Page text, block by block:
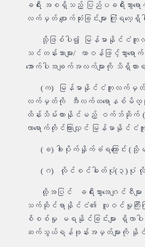
ခရီး အစရှိသည့် ပြည်ပခရီးသွားရောက်
လက်မှတ် ပျောက်ဆုံးခြင်းများ ကြုံရလေ့
သို့ဖြစ်ပါ၍ မြန်မာနိုင်ငံကူးလက်
သင်တန်းသားများ/ တာဝန်ဖြင့်
အောက်ပါအချက်အလက်များကို သိရှိ
(က) မြန်မာနိုင်ငံကူးလက်မှ
လက်မှတ်ကို အီလက်ထရောနစ်မိတ္တူ
ထိန်းသိမ်းထားနိုင်မည့် ဝက်ဘ်ဆိုက် (ဥပ
လာရောက်တိုင်ကြားလျှင် မြန်မာ
(ခ) ခါးပိုက်နှိုက်ခံရကြောင်း (သို့
(ဂ) လိုင်စင်ဓါတ်ပုံ(၃)ပုံ
ထို့အပြင် ခရီးသွားအေဂျင်စီမ
သက်ဆိုင်ရာနိုင်ငံ၏ လူဝင်မှုကြီးကြ
စိစစ်မှု မရနိုင်ခြင်းများ ရှိလာ
ဆက်သွယ်ရန်ဖုန်းအမှတ်များကို နိုင်